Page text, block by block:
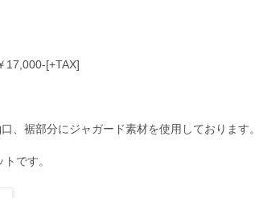
17,000-[+TAX]
、裾部分にジャガード素材を使用しております。
です。